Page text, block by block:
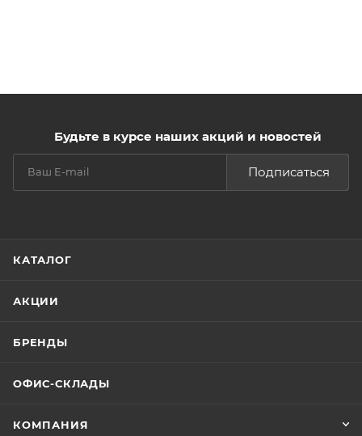
Будьте в курсе наших акций и новостей
Подписаться
КАТАЛОГ
АКЦИИ
БРЕНДЫ
ОФИС-СКЛАДЫ
КОМПАНИЯ